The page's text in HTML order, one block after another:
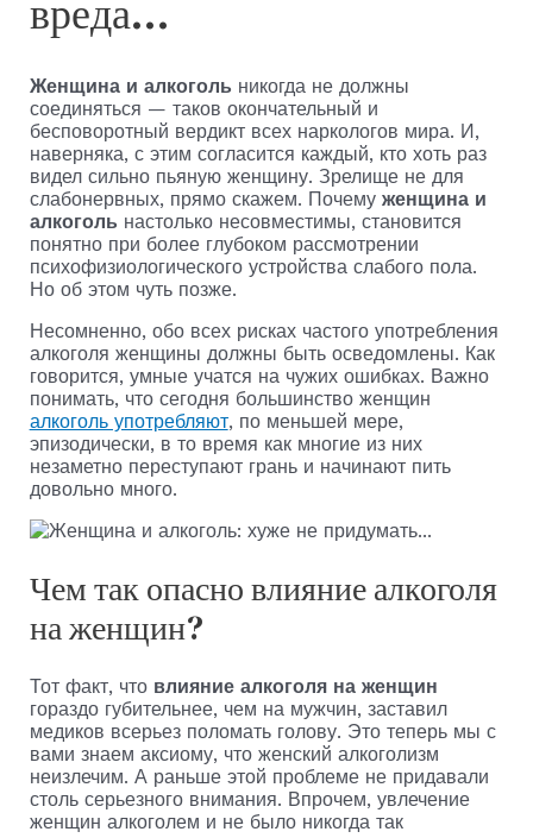
вреда…
Женщина и алкоголь никогда не должны
соединяться — таков окончательный и
бесповоротный вердикт всех наркологов мира. И,
наверняка, с этим согласится каждый, кто хоть раз
видел сильно пьяную женщину. Зрелище не для
слабонервных, прямо скажем. Почему женщина и
алкоголь настолько несовместимы, становится
понятно при более глубоком рассмотрении
психофизиологического устройства слабого пола.
Но об этом чуть позже.
Несомненно, обо всех рисках частого употребления
алкоголя женщины должны быть осведомлены. Как
говорится, умные учатся на чужих ошибках. Важно
понимать, что сегодня большинство женщин
алкоголь употребляют, по меньшей мере,
эпизодически, в то время как многие из них
незаметно переступают грань и начинают пить
довольно много.
Чем так опасно влияние алкоголя
на женщин?
Тот факт, что влияние алкоголя на женщин
гораздо губительнее, чем на мужчин, заставил
медиков всерьез поломать голову. Это теперь мы с
вами знаем аксиому, что женский алкоголизм
неизлечим. А раньше этой проблеме не придавали
столь серьезного внимания. Впрочем, увлечение
женщин алкоголем и не было никогда так